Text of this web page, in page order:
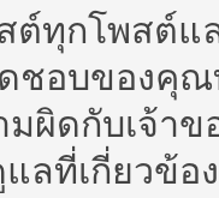
ต์ทุกโพสต์
ชอบของคุ
มผิดกับเจ้า
ลที่เกี่ยวข้